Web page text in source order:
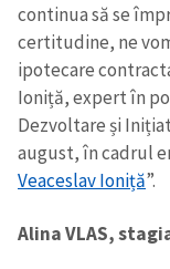
continua să se
certitudine, ne
ipotecare
Ioniță, expert în
Dezvoltare și
august, în cadrul
Veaceslav Ioniță”.
Alina VLAS,
+
Link +
Mesajul
+